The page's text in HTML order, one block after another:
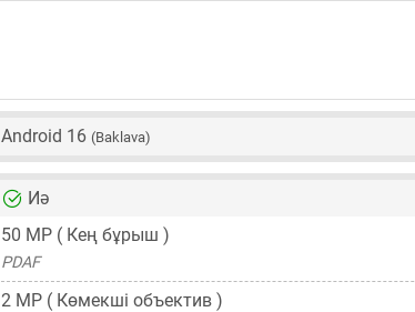
Android 16 (Baklava)
Иә
50 MP ( Кең бұрыш )
PDAF
2 MP ( Көмекші объектив )